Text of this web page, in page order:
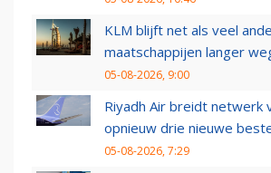
KLM blijft net als veel
maatschappijen langer
05-08-2026, 9:00
Riyadh Air breidt netwerk
opnieuw drie nieuwe
05-08-2026, 7:29